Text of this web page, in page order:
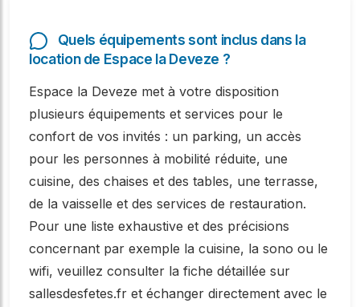
Quels équipements sont inclus dans la
location de Espace la Deveze ?
Espace la Deveze met à votre disposition
plusieurs équipements et services pour le
confort de vos invités : un parking, un accès
pour les personnes à mobilité réduite, une
cuisine, des chaises et des tables, une terrasse,
de la vaisselle et des services de restauration.
Pour une liste exhaustive et des précisions
concernant par exemple la cuisine, la sono ou le
wifi, veuillez consulter la fiche détaillée sur
sallesdesfetes.fr et échanger directement avec le